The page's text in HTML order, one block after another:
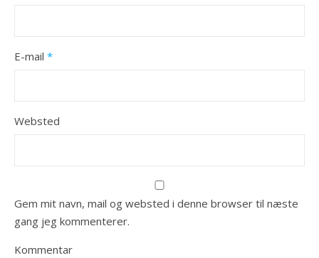
E-mail *
Websted
Gem mit navn, mail og websted i denne browser til næste
gang jeg kommenterer.
Kommentar